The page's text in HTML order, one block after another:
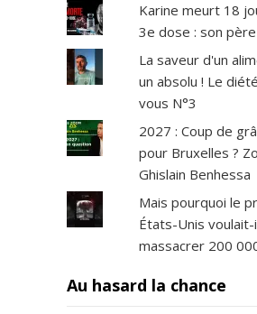
Karine meurt 18
3e dose : son
La saveur d'un
un absolu ! Le
vous N°3
2027 : Coup de
pour Bruxelles ?
Ghislain Benhessa
Mais pourquoi le
États-Unis
massacrer 200
Au hasard la chance